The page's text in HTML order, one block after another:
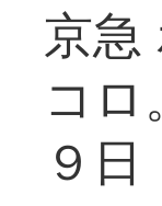
京急
コ
９日